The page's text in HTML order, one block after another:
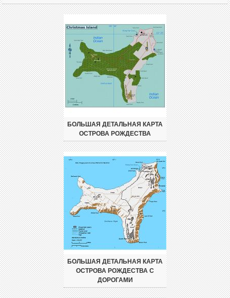
БОЛЬШАЯ ДЕТАЛЬНАЯ КАРТА
ОСТРОВА РОЖДЕСТВА
БОЛЬШАЯ ДЕТАЛЬНАЯ КАРТА
ОСТРОВА РОЖДЕСТВА С
ДОРОГАМИ